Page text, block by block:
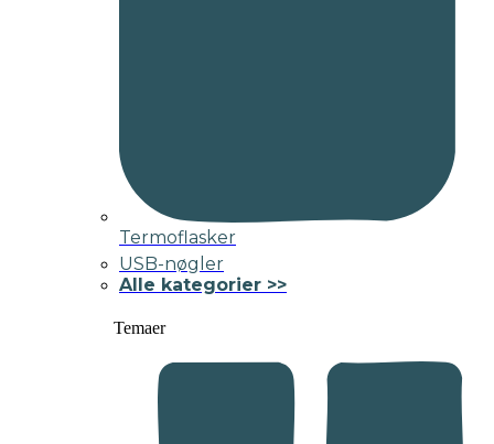
Termoflasker
USB-nøgler
Alle kategorier >>
Temaer